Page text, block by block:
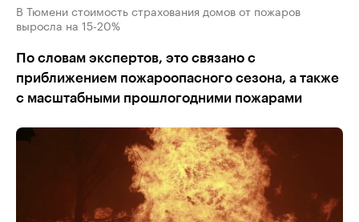
В Тюмени стоимость страхования домов от пожаров
выросла на 15-20%
По словам экспертов, это связано с
приближением пожароопасного сезона, а также
с масштабными прошлогодними пожарами